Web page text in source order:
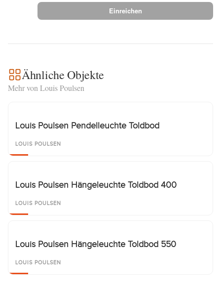
Einreichen
Ähnliche Objekte
Mehr von Louis Poulsen
Louis Poulsen Pendelleuchte Toldbod
LOUIS POULSEN
Louis Poulsen Hängeleuchte Toldbod 400
LOUIS POULSEN
Louis Poulsen Hängeleuchte Toldbod 550
LOUIS POULSEN